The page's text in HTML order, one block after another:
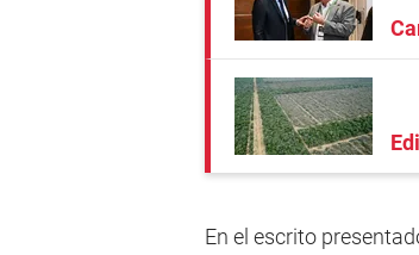
En el escrito